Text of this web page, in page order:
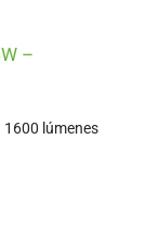
–
1600 lúmenes